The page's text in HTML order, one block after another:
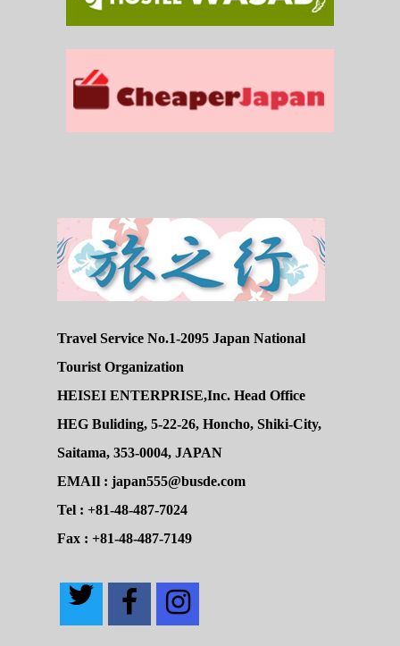
Travel Service No.1-2095 Japan National
Tourist Organization
HEISEI ENTERPRISE,Inc. Head Office
HEG Buliding, 5-22-26, Honcho, Shiki-City,
Saitama, 353-0004, JAPAN
EMAIl : japan555@busde.com
Tel : +81-48-487-7024
Fax : +81-48-487-7149